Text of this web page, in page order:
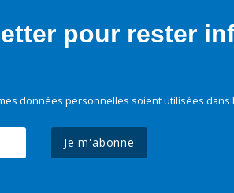
pour rester
données personnelles soient utilisées
Je m'abonne